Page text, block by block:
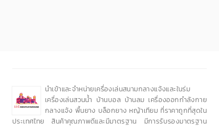
นำเข้าและจำหน่ายเครื่องเล่นสนามกลางแจ้งและในร่ม
เครื่องเล่นสวนน้ำ บ้านบอล บ้านลม เครื่องออกกำลังกาย
กลางแจ้ง พื้นยาง บล็อกยาง หญ้าเทียม ที่ราคาถูกที่สุดใน
ประเทศไทย สินค้าคุณภาพดีและมีมาตรฐาน มีการรับรองมาตรฐาน